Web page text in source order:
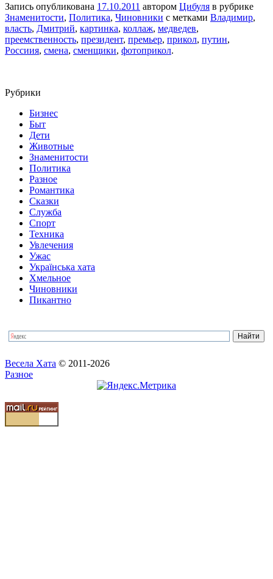
Запись опубликована 17.10.2011 автором Цибуля в рубрике
Знаменитости, Политика, Чиновники с метками Владимир,
власть, Дмитрий, картинка, коллаж, медведев,
преемственность, президент, премьер, прикол, путин,
Россиия, смена, сменщики, фотоприкол.
Рубрики
Бизнес
Быт
Дети
Животные
Знаменитости
Политика
Разное
Романтика
Сказки
Служба
Спорт
Техника
Увлечения
Ужас
Українська хата
Хмельное
Чиновники
Пикантно
Весела Хата © 2011-2026
Разное